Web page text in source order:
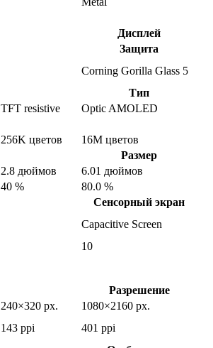
Дисплей
Защита
Corning Gorilla Glass 5
Тип
TFT resistive
Optic AMOLED
256K цветов
16M цветов
Размер
2.8 дюймов
6.01 дюймов
40 %
80.0 %
Сенсорный экран
Capacitive Screen
10
Разрешение
240×320 px.
1080×2160 px.
143 ppi
401 ppi